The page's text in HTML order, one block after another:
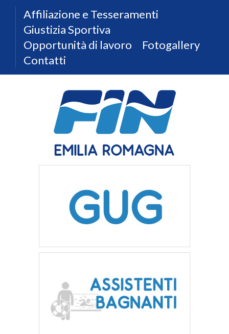
Affiliazione e Tesseramenti
Giustizia Sportiva
Opportunità di lavoro
Fotogallery
Contatti